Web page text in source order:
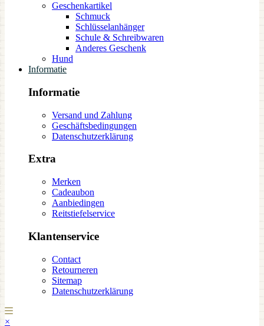
Geschenkartikel
Schmuck
Schlüsselanhänger
Schule & Schreibwaren
Anderes Geschenk
Hund
Informatie
Informatie
Versand und Zahlung
Geschäftsbedingungen
Datenschutzerklärung
Extra
Merken
Cadeaubon
Aanbiedingen
Reitstiefelservice
Klantenservice
Contact
Retourneren
Sitemap
Datenschutzerklärung
×